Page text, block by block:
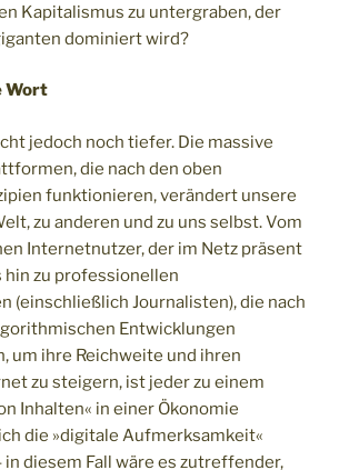
Kapitalismus zu untergraben, der
dominiert wird?
Wort
jedoch noch tiefer. Die massive
die nach den oben
funktionieren, verändert unsere
zu anderen und zu uns selbst. Vom
Internetnutzer, der im Netz präsent
hin zu professionellen
(einschließlich Journalisten), die nach
Entwicklungen
um ihre Reichweite und ihren
zu steigern, ist jeder zu einem
Inhalten« in einer Ökonomie
die »digitale Aufmerksamkeit«
in diesem Fall wäre es zutreffender,